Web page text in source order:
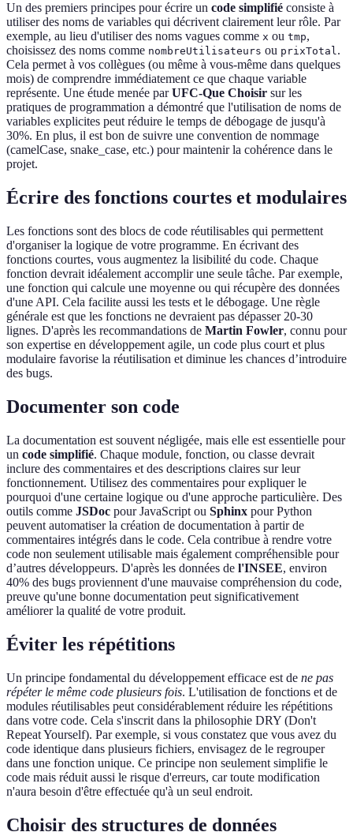
Un des premiers principes pour écrire un code simplifié consiste à
utiliser des noms de variables qui décrivent clairement leur rôle. Par
exemple, au lieu d'utiliser des noms vagues comme x ou tmp,
choisissez des noms comme nombreUtilisateurs ou prixTotal.
Cela permet à vos collègues (ou même à vous-même dans quelques
mois) de comprendre immédiatement ce que chaque variable
représente. Une étude menée parUFC-Que Choisir sur les
pratiques de programmation a démontré que l'utilisation de noms de
variables explicites peut réduire le temps de débogage de jusqu'à
30%. En plus, il est bon de suivre une convention de nommage
(camelCase, snake_case, etc.) pour maintenir la cohérence dans le
projet.
Écrire des fonctions courtes et modulaires
Les fonctions sont des blocs de code réutilisables qui permettent
d'organiser la logique de votre programme. En écrivant des
fonctions courtes, vous augmentez la lisibilité du code. Chaque
fonction devrait idéalement accomplir une seule tâche. Par exemple,
une fonction qui calcule une moyenne ou qui récupère des données
d'une API. Cela facilite aussi les tests et le débogage. Une règle
générale est que les fonctions ne devraient pas dépasser 20-30
lignes. D'après les recommandations de Martin Fowler, connu pour
son expertise en développement agile, un code plus court et plus
modulaire favorise la réutilisation et diminue les chances d’introduire
des bugs.
Documenter son code
La documentation est souvent négligée, mais elle est essentielle pour
un code simplifié. Chaque module, fonction, ou classe devrait
inclure des commentaires et des descriptions claires sur leur
fonctionnement. Utilisez des commentaires pour expliquer le
pourquoi d'une certaine logique ou d'une approche particulière. Des
outils comme JSDoc pour JavaScript ou Sphinx pour Python
peuvent automatiser la création de documentation à partir de
commentaires intégrés dans le code. Cela contribue à rendre votre
code non seulement utilisable mais également compréhensible pour
d’autres développeurs. D'après les données de l'INSEE, environ
40% des bugs proviennent d'une mauvaise compréhension du code,
preuve qu'une bonne documentation peut significativement
améliorer la qualité de votre produit.
Éviter les répétitions
Un principe fondamental du développement efficace est de ne pas
répéter le même code plusieurs fois. L'utilisation de fonctions et de
modules réutilisables peut considérablement réduire les répétitions
dans votre code. Cela s'inscrit dans la philosophie DRY (Don't
Repeat Yourself). Par exemple, si vous constatez que vous avez du
code identique dans plusieurs fichiers, envisagez de le regrouper
dans une fonction unique. Ce principe non seulement simplifie le
code mais réduit aussi le risque d'erreurs, car toute modification
n'aura besoin d'être effectuée qu'à un seul endroit.
Choisir des structures de données